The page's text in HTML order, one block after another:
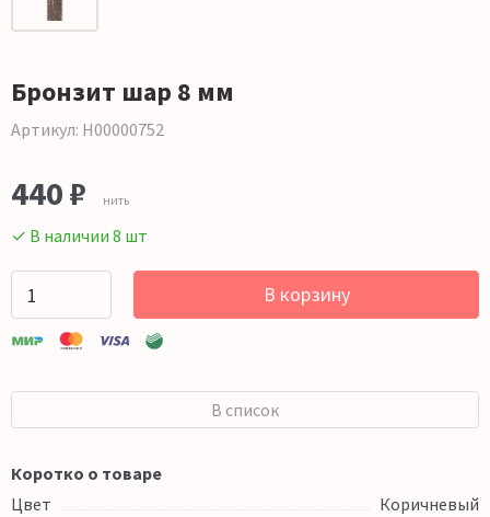
Бронзит шар 8 мм
Артикул: Н00000752
440 ₽ нить
✓ В наличии 8 шт
В корзину
В список
Коротко о товаре
Цвет
Коричневый